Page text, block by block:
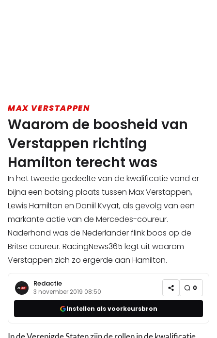
MAX VERSTAPPEN
Waarom de boosheid van
Verstappen richting
Hamilton terecht was
In het tweede gedeelte van de kwalificatie vond er
bijna een botsing plaats tussen Max Verstappen,
Lewis Hamilton en Daniil Kvyat, als gevolg van een
markante actie van de Mercedes-coureur.
Naderhand was de Nederlander flink boos op de
Britse coureur. RacingNews365 legt uit waarom
Verstappen zich zo ergerde aan Hamilton.
Redactie
3 november 2019 08:50 0
Instellen als voorkeursbron